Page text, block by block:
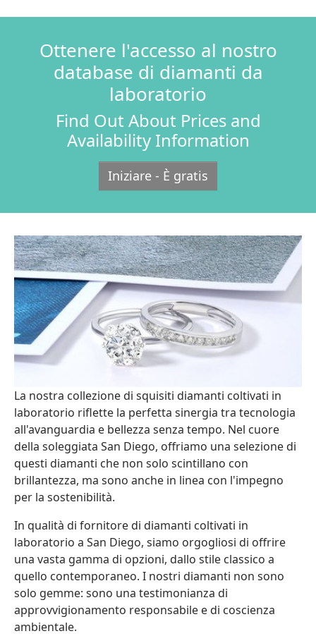
Ottenere l'accesso al nostro
database di diamanti da
laboratorio
Find Out About Prices and
Availability Information
Iniziare - È gratis
La nostra collezione di squisiti diamanti coltivati in
laboratorio riflette la perfetta sinergia tra tecnologia
all'avanguardia e bellezza senza tempo. Nel cuore
della soleggiata San Diego, offriamo una selezione di
questi diamanti che non solo scintillano con
brillantezza, ma sono anche in linea con l'impegno
per la sostenibilità.
In qualità di fornitore di diamanti coltivati in
laboratorio a San Diego, siamo orgogliosi di offrire
una vasta gamma di opzioni, dallo stile classico a
quello contemporaneo. I nostri diamanti non sono
solo gemme: sono una testimonianza di
approvvigionamento responsabile e di coscienza
ambientale.